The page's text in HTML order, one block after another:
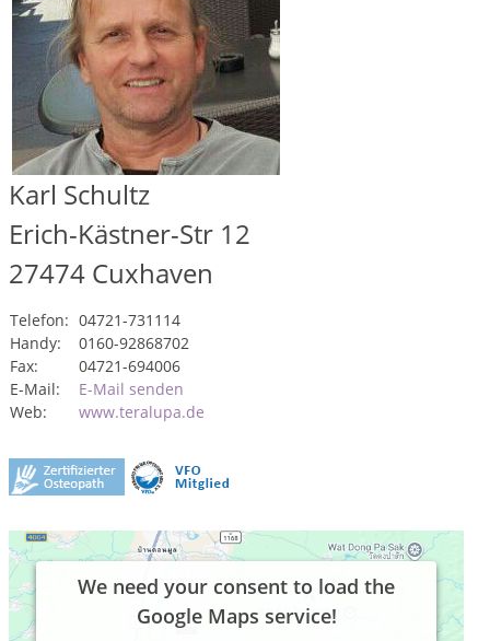
Karl Schultz
Erich-Kästner-Str 12
27474 Cuxhaven
Telefon: 04721-731114
Handy:
0160-92868702
Fax:
04721-694006
E-Mail:
E-Mail senden
Web:
www.teralupa.de
We need your consent to load the
Google Maps service!